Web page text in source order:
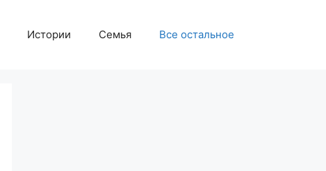
Истории Семья Все остальное